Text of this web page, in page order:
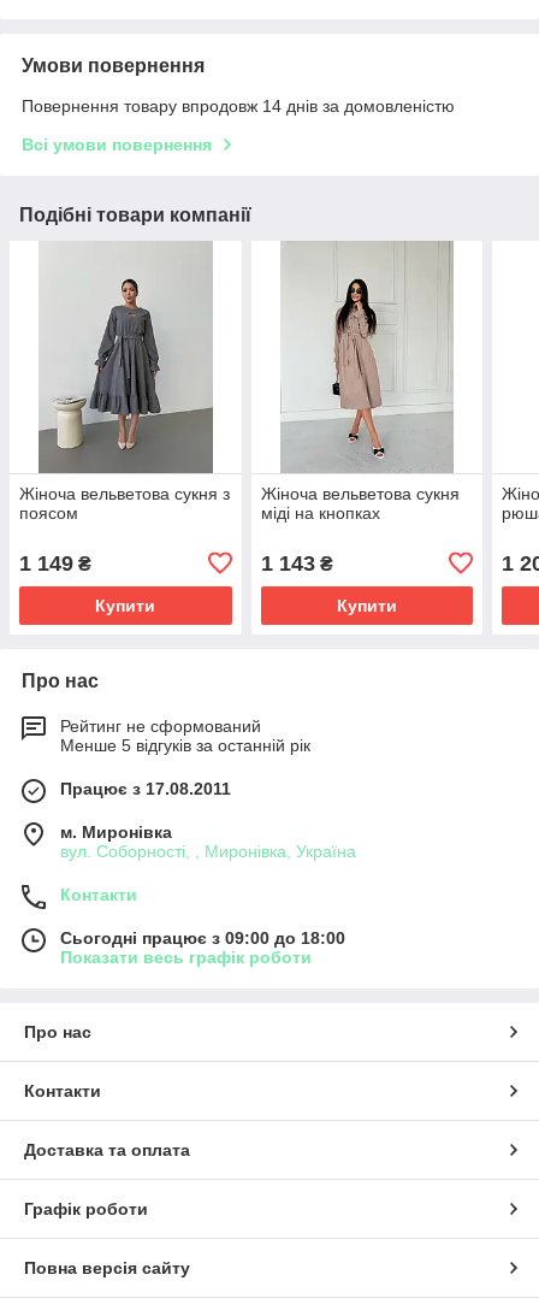
Умови повернення
Повернення товару впродовж 14 днів за домовленістю
Всі умови повернення
Подібні товари компанії
Жіноча вельветова сукня з
поясом
1 149 ₴
Купити
Жіноча вельветова сукня
міді на кнопках
1 143₴
Купити
1
Про нас
Рейтинг не сформований
Менше 5 відгуків за останній рік
Працює з 17.08.2011
м. Миронівка
вул. Соборності, , Миронівка, Україна
Контакти
Сьогодні працює з 09:00 до 18:00
Показати весь графік роботи
Про нас
Контакти
Доставка та оплата
Графік роботи
Повна версія сайту